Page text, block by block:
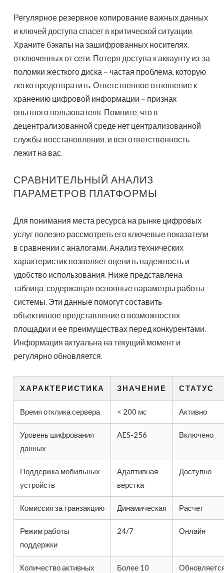
Регулярное резервное копирование важных данных
и ключей доступа спасет в критической ситуации.
Храните бэкапы на зашифрованных носителях,
отключенных от сети. Потеря доступа к аккаунту из-за
поломки жесткого диска – частая проблема, которую
легко предотвратить. Ответственное отношение к
хранению цифровой информации – признак
опытного пользователя. Помните, что в
децентрализованной среде нет централизованной
службы восстановления, и вся ответственность
лежит на вас.
СРАВНИТЕЛЬНЫЙ АНАЛИЗ
ПАРАМЕТРОВ ПЛАТФОРМЫ
Для понимания места ресурса на рынке цифровых
услуг полезно рассмотреть его ключевые показатели
в сравнении с аналогами. Анализ технических
характеристик позволяет оценить надежность и
удобство использования. Ниже представлена
таблица, содержащая основные параметры работы
системы. Эти данные помогут составить
объективное представление о возможностях
площадки и ее преимуществах перед конкурентами.
Информация актуальна на текущий момент и
регулярно обновляется.
ХАРАКТЕРИСТИКА ЗНАЧЕНИЕ СТАТУС
Время отклика сервера < 200 мс Активно
Уровень шифрования
данных
AES-256 Включено
Поддержка мобильных
устройств
Адаптивная
верстка
Доступно
Комиссия за транзакцию Динамическая Расчет
Режим работы
поддержки
24/7 Онлайн
Количество активных
Более 10